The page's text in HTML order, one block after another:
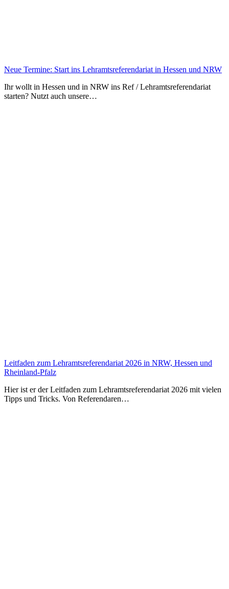
Neue Termine: Start ins Lehramtsreferendariat in Hessen und NRW
Ihr wollt in Hessen und in NRW ins Ref / Lehramtsreferendariat
starten? Nutzt auch unsere…
Leitfaden zum Lehramtsreferendariat 2026 in NRW, Hessen und
Rheinland-Pfalz
Hier ist er der Leitfaden zum Lehramtsreferendariat 2026 mit vielen
Tipps und Tricks. Von Referendaren…